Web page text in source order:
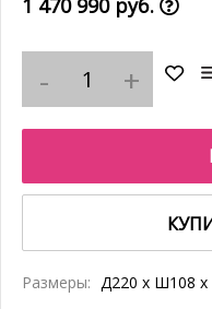
1 470 990 руб.
Размеры: Д220 x Ш108 x